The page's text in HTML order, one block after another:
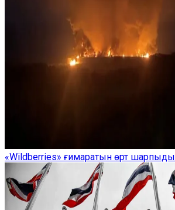
«Wildberries» ғимаратын өрт шарпыды